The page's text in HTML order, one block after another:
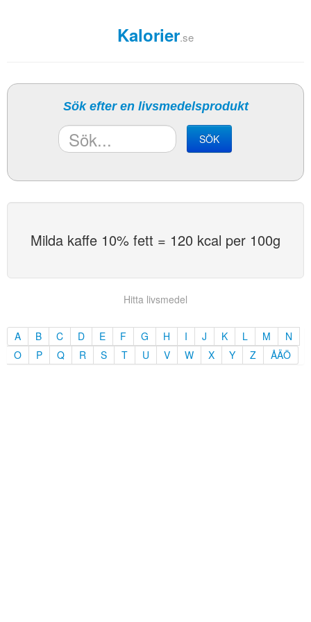
Kalorier.se
Sök efter en livsmedelsprodukt
SÖK
Milda kaffe 10% fett = 120 kcal per 100g
Hitta livsmedel
A B C D E F G H I J K L M
N
O
P Q R S T U V W X Y Z ÅÄÖ